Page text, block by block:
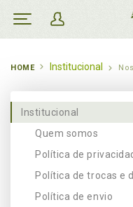
HOME Institucional
Institucional
Quem somos
Política de
Política de trocas e
Política de envio